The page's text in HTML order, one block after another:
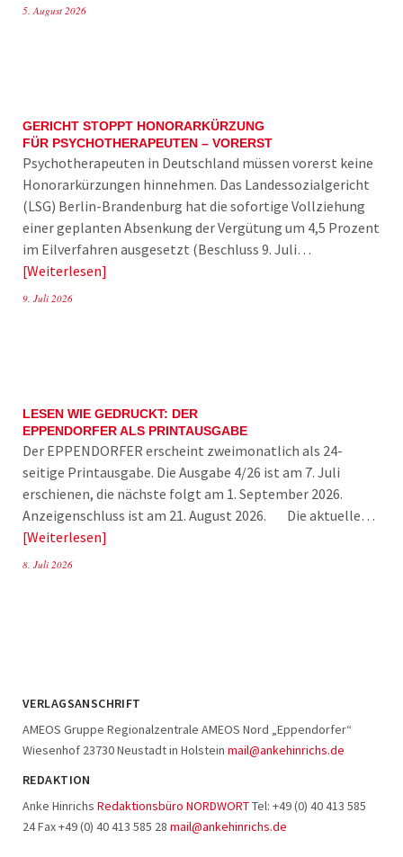
5. August 2026
GERICHT STOPPT HONORARKÜRZUNG
FÜR PSYCHOTHERAPEUTEN – VORERST
Psychotherapeuten in Deutschland müssen vorerst keine
Honorarkürzungen hinnehmen. Das Landessozialgericht
(LSG) Berlin-Brandenburg hat die sofortige Vollziehung
einer geplanten Absenkung der Vergütung um 4,5 Prozent
im Eilverfahren ausgesetzt (Beschluss 9. Juli…
Weiterlesen
9. Juli 2026
LESEN WIE GEDRUCKT: DER
EPPENDORFER ALS PRINTAUSGABE
Der EPPENDORFER erscheint zweimonatlich als 24-
seitige Printausgabe. Die Ausgabe 4/26 ist am 7. Juli
erschienen, die nächste folgt am 1. September 2026.
Anzeigenschluss ist am 21. August 2026. Die aktuelle…
Weiterlesen
8. Juli 2026
VERLAGSANSCHRIFT
AMEOS Gruppe Regionalzentrale AMEOS Nord „Eppendorfer“
Wiesenhof 23730 Neustadt in Holstein mail@ankehinrichs.de
REDAKTION
Anke Hinrichs Redaktionsbüro NORDWORTTel: +49 (0) 40 413 585
24 Fax +49 (0) 40 413 585 28 mail@ankehinrichs.de